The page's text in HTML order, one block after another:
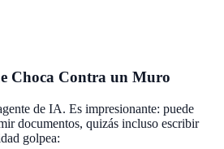
Choca Contra un Muro
de IA. Es impresionante: puede
documentos, quizás incluso escribir
golpea: